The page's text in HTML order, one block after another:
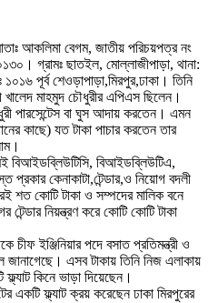
আকলিমা বেগম, জাতীয় পরিচয়পত্র নং
গ্রামঃ ছাতইল, মোল্লাজীপাড়া, থানা:
১০১৬ পূর্ব শেওড়াপাড়া,মিরপুর,ঢাকা। তিনি
খালেদ মাহমুদ চৌধুরীর এপিএস ছিলেন।
পারসেন্টেস বা ঘুস আদায় করতেন। এমন
কাছে) যত টাকা পাচার করতেন তার
বিআইডব্লিউটিসি, বিআইডব্লিউটিএ,
প্রকার কেনাকাটা,টেন্ডার,ও নিয়োগ বদলী
কোটি টাকা ও সম্পদের মালিক বনে
নিয়ন্ত্রণ করে কোটি কোটি টাকা
ইঞ্জিনিয়ার পদে বসাত প্রতিমন্ত্রী ও
জানাগেছে। এসব টাকায় তিনি নিজ এলাকায়
কিনে ভাড়া দিয়েছেন।
একটি ফ্ল্যাট ক্রয় করেছেন ঢাকা মিরপুরের